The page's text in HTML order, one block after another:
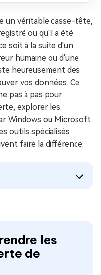
un véritable casse-tête,
ou qu'il a été
soit à la suite d'un
humaine ou d'une
heureusement des
vos données. Ce
pas à pas pour
explorer les
Windows ou Microsoft
outils spécialisés
faire la différence.
les
de